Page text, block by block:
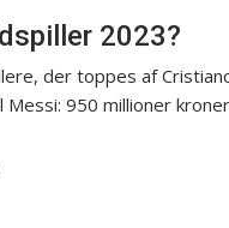
2023?
der toppes af
950 millioner